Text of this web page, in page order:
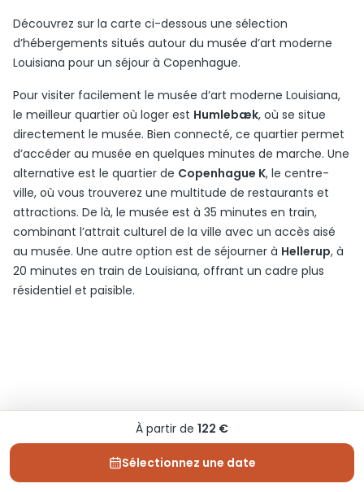
Découvrez sur la carte ci-dessous une sélection
d’hébergements situés autour du musée d’art moderne
Louisiana pour un séjour à Copenhague.
Pour visiter facilement le musée d’art moderne Louisiana,
le meilleur quartier où loger est Humlebæk, où se situe
directement le musée. Bien connecté, ce quartier permet
d’accéder au musée en quelques minutes de marche. Une
alternative est le quartier de Copenhague K, le centre-
ville, où vous trouverez une multitude de restaurants et
attractions. De là, le musée est à 35 minutes en train,
combinant l’attrait culturel de la ville avec un accès aisé
au musée. Une autre option est de séjourner à Hellerup, à
20 minutes en train de Louisiana, offrant un cadre plus
résidentiel et paisible.
À partir de 122 €
Sélectionnez une date